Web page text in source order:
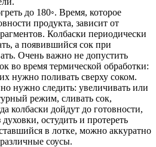
до 180◦. Время, которое
продукта, зависит от
Колбаски периодически
а появившийся сок при
Очень важно не допустить
во время термической обработки:
нужно поливать сверху соком.
нужно следить: увеличивать или
режим, сливать сок,
колбаски дойдут до готовности,
остудить и протереть
в лотке, можно аккуратно
соусы.